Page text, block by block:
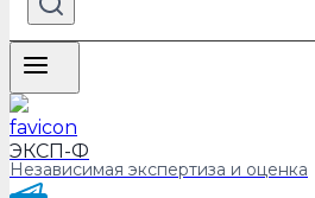
ЭКСП-Ф
Независимая экспертиза и оценка